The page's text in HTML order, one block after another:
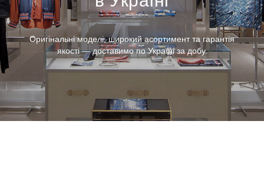
Оригінальні моделі, широкий асортимент та гарантія
якості — доставимо по Україні за добу.